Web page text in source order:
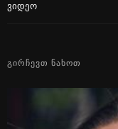
Ვიდეო
ᲒᲘᲠᲩᲔᲕᲗ ᲜᲐᲮᲝᲗ